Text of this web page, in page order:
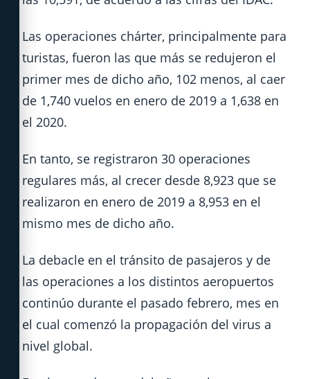
Las operaciones chárter, principalmente para
turistas, fueron las que más se redujeron el
primer mes de dicho año, 102 menos, al caer
de 1,740 vuelos en enero de 2019 a 1,638 en
el 2020.
En tanto, se registraron 30 operaciones
regulares más, al crecer desde 8,923 que se
realizaron en enero de 2019 a 8,953 en el
mismo mes de dicho año.
La debacle en el tránsito de pasajeros y de
las operaciones a los distintos aeropuertos
continúo durante el pasado febrero, mes en
el cual comenzó la propagación del virus a
nivel global.